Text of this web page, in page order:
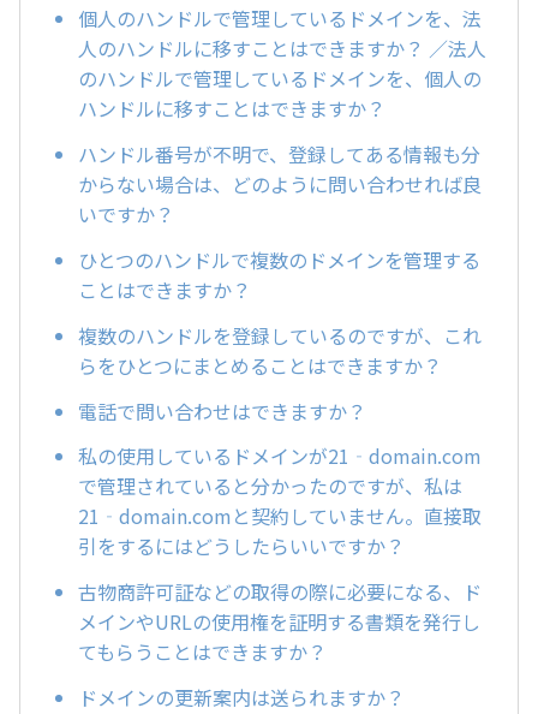
個人のハンドルで管理しているドメインを、法
人のハンドルに移すことはできますか？ ／法人
のハンドルで管理しているドメインを、個人の
ハンドルに移すことはできますか？
ハンドル番号が不明で、登録してある情報も分
からない場合は、どのように問い合わせれば良
いですか？
ひとつのハンドルで複数のドメインを管理する
ことはできますか？
複数のハンドルを登録しているのですが、これ
らをひとつにまとめることはできますか？
電話で問い合わせはできますか？
私の使用しているドメインが21‐domain.com
で管理されていると分かったのですが、私は
21‐domain.comと契約していません。直接取
引をするにはどうしたらいいですか？
古物商許可証などの取得の際に必要になる、ド
メインやURLの使用権を証明する書類を発行し
てもらうことはできますか？
ドメインの更新案内は送られますか？